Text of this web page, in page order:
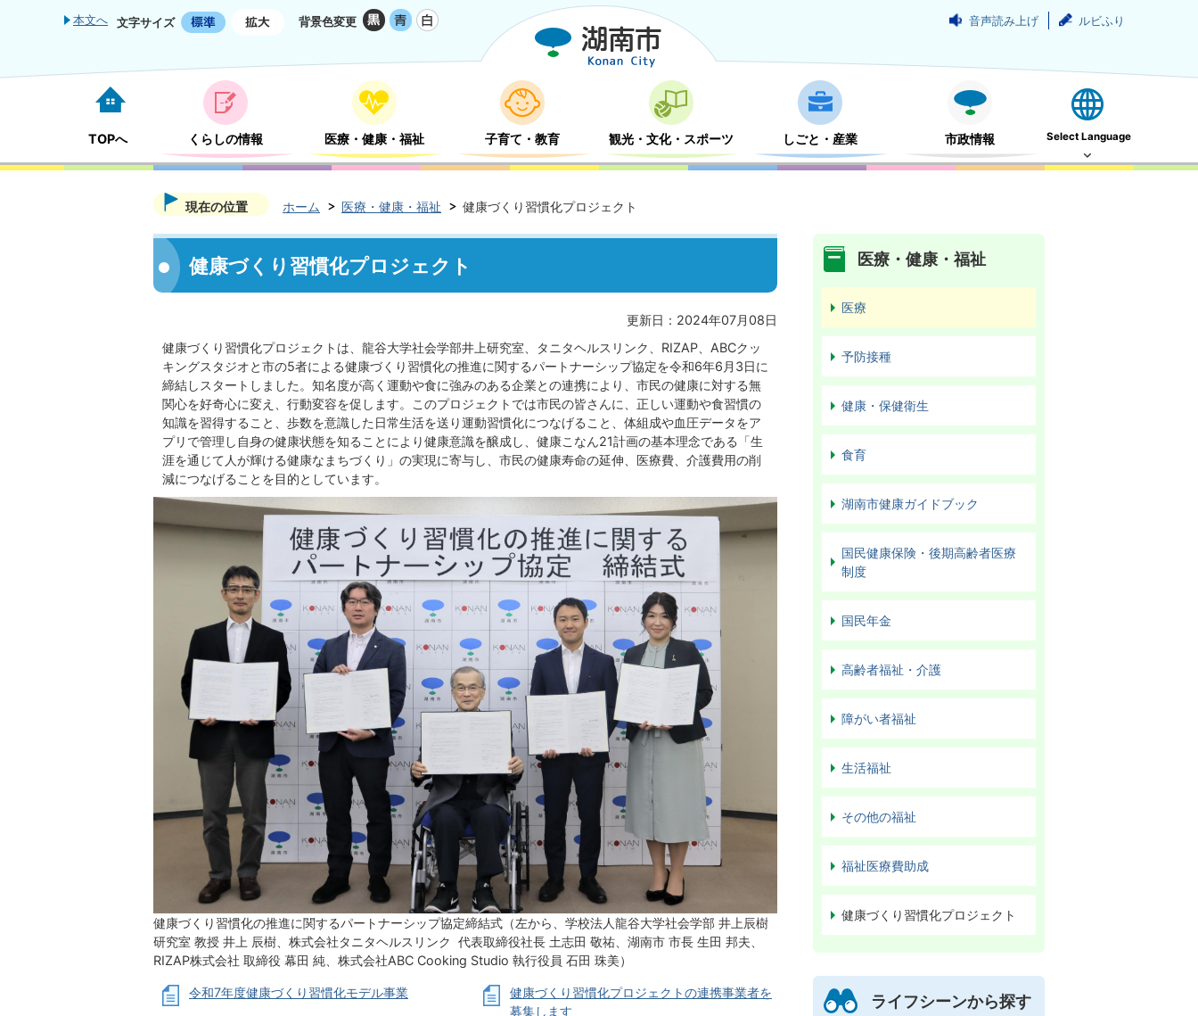
本文へ 文字サイズ 背景色変更 音声読み上げ ルビふり
TOPへ くらしの情報 医療・健康・福祉 子育て・教育 観光・文化・スポーツ しごと・産業 市政情報 Select Language
現在の位置 ホーム 医療・健康・福祉 健康づくり習慣化プロジェクト
健康づくり習慣化プロジェクト
更新日：2024年07月08日
健康づくり習慣化プロジェクトは、龍谷大学社会学部井上研究室、タニタヘルスリンク、RIZAP、ABCクッ
キングスタジオと市の5者による健康づくり習慣化の推進に関するパートナーシップ協定を令和6年6月3日に
締結しスタートしました。知名度が高く運動や食に強みのある企業との連携により、市民の健康に対する無
関心を好奇心に変え、行動変容を促します。このプロジェクトでは市民の皆さんに、正しい運動や食習慣の
知識を習得すること、歩数を意識した日常生活を送り運動習慣化につなげること、体組成や血圧データをア
プリで管理し自身の健康状態を知ることにより健康意識を醸成し、健康こなん21計画の基本理念である「生
涯を通じて人が輝ける健康なまちづくり」の実現に寄与し、市民の健康寿命の延伸、医療費、介護費用の削
減につなげることを目的としています。
健康づくり習慣化の推進に関するパートナーシップ協定締結式（左から、学校法人龍谷大学社会学部 井上辰樹
研究室 教授 井上 辰樹、株式会社タニタヘルスリンク 代表取締役社長 土志田 敬祐、湖南市 市長 生田 邦夫、
RIZAP株式会社 取締役 幕田 純、株式会社ABC Cooking Studio 執行役員 石田 珠美）
令和7年度健康づくり習慣化モデル事業
健康づくり習慣化プロジェクトの連携事業者を
募集します
医療・健康・福祉
医療
予防接種
健康・保健衛生
食育
湖南市健康ガイドブック
国民健康保険・後期高齢者医療
制度
国民年金
高齢者福祉・介護
障がい者福祉
生活福祉
その他の福祉
福祉医療費助成
健康づくり習慣化プロジェクト
ライフシーンから探す